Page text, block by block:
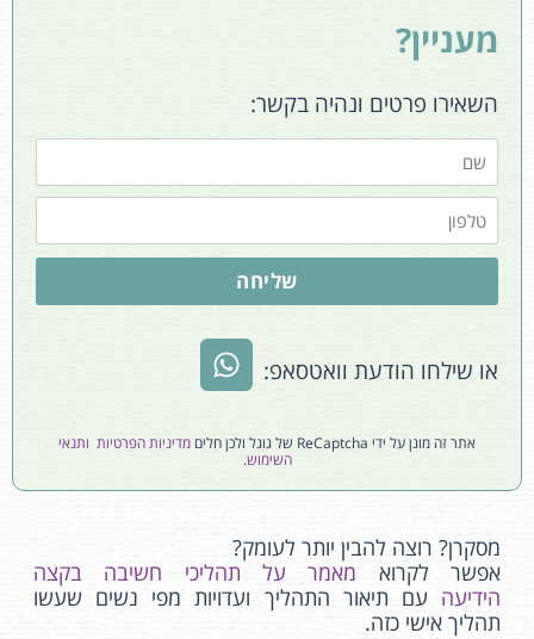
מעניין?
השאירו פרטים ונהיה בקשר:
שליחה
או שילחו הודעת וואטסאפ:
אתר זה מוגן על ידי ReCaptcha של גוגל ולכן חלים מדיניות הפרטיות ותנאי
השימוש.
מסקרן? רוצה להבין יותר לעומק?
אפשר לקרוא מאמר על תהליכי חשיבה בקצה
הידיעה עם תיאור התהליך ועדויות מפי נשים שעשו
תהליך אישי כזה.